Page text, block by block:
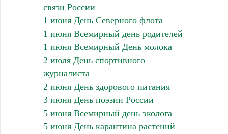
связи России
1 июня День Северного флота
1 июня Всемирный день родителей
1 июня Всемирный День молока
2 июля День спортивного
журналиста
2 июня День здорового питания
3 июня День поэзии России
5 июня Всемирный день эколога
5 июня День карантина растений